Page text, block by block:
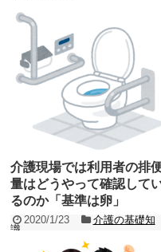
徴
本日（2020年1月26日）は第32回介護
祉士国家資格試験でした。 受験された
様、とにもかくにもお疲れ様でした。
ド...
記事を読む
介護現場では利用者の排
量はどうやって確認して
るのか「基準は卵」
2020/1/23
介護の基礎知
識
現在や過去に介護現場で働いている介